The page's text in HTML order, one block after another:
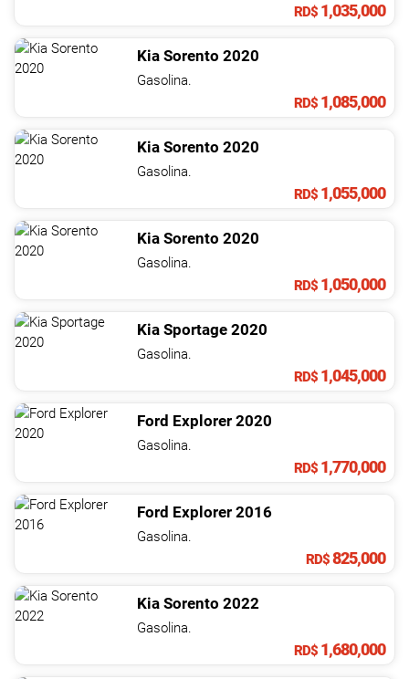
RD$ 1,035,000
Kia Sorento 2020
Gasolina.
RD$ 1,085,000
Kia Sorento 2020
Gasolina.
RD$ 1,055,000
Kia Sorento 2020
Gasolina.
RD$ 1,050,000
Kia Sportage 2020
Gasolina.
RD$ 1,045,000
Ford Explorer 2020
Gasolina.
RD$ 1,770,000
Ford Explorer 2016
Gasolina.
RD$825,000
Kia Sorento 2022
Gasolina.
RD$ 1,680,000